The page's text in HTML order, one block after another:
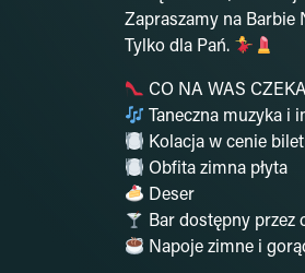
Zapraszamy na Barbie
Tylko dla Pań.
CO NA WAS
Taneczna muzyka i
Kolacja w cenie
Obfita zimna płyta
Deser
Bar dostępny przez
Napoje zimne i